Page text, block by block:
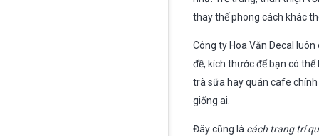
thay thế phong cách khác
Công ty Hoa Văn Decal
đề, kích thước để bạn có
trà sữa hay quán cafe
giống ai.
Đây cũng là cách trang trí